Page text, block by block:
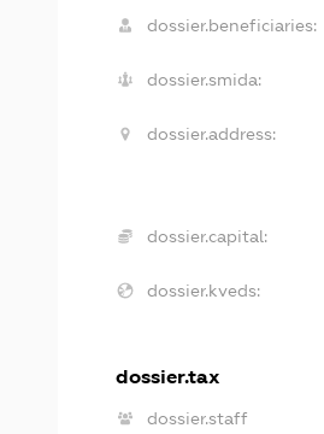
dossier.beneficiaries:
dossier.smida:
dossier.address:
dossier.capital:
dossier.kveds:
dossier.tax
dossier.staff